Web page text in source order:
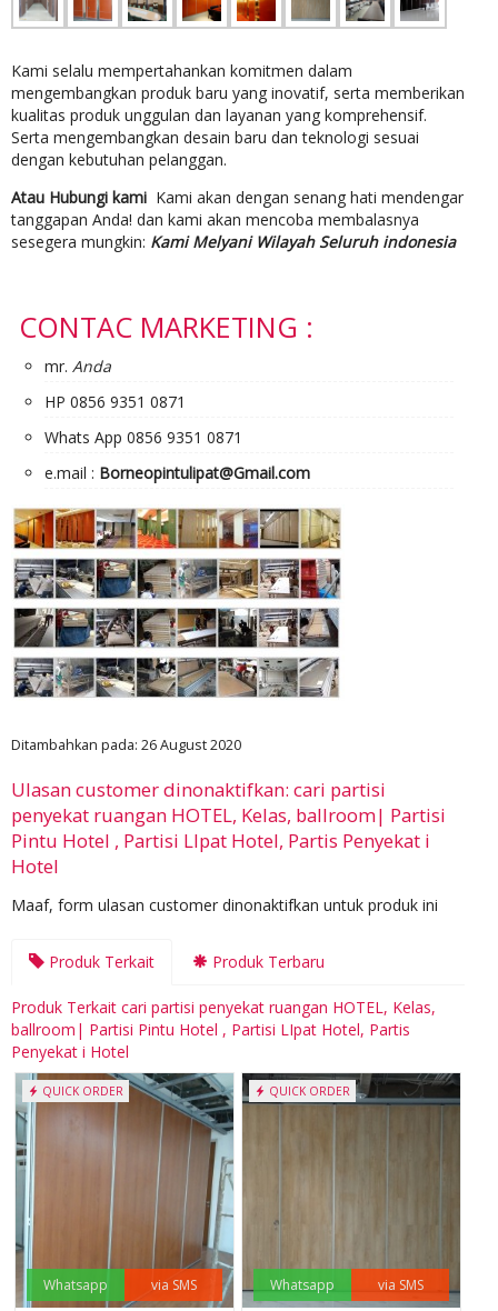
Kami selalu mempertahankan komitmen dalam
mengembangkan produk baru yang inovatif, serta memberikan
kualitas produk unggulan dan layanan yang komprehensif.
Serta mengembangkan desain baru dan teknologi sesuai
dengan kebutuhan pelanggan.
Atau Hubungi kami Kami akan dengan senang hati mendengar
tanggapan Anda! dan kami akan mencoba membalasnya
sesegera mungkin: Kami Melyani Wilayah Seluruh indonesia
CONTAC MARKETING :
mr. Anda
HP 0856 9351 0871
Whats App 0856 9351 0871
e.mail : Borneopintulipat@Gmail.com
Ditambahkan pada: 26 August 2020
Ulasan customer dinonaktifkan: cari partisi
penyekat ruangan HOTEL, Kelas, ballroom| Partisi
Pintu Hotel , Partisi LIpat Hotel, Partis Penyekat i
Hotel
Maaf, form ulasan customer dinonaktifkan untuk produk ini
Produk Terkait Produk Terbaru
Produk Terkait cari partisi penyekat ruangan HOTEL, Kelas,
ballroom| Partisi Pintu Hotel , Partisi LIpat Hotel, Partis
Penyekat i Hotel
QUICK ORDER
Whatsapp via SMS
QUICK ORDER
Whatsapp via SMS